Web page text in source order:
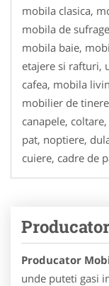
mobila clasica,
mobila de
mobila baie,
etajere si rafturi,
cafea, mobila
mobilier de
canapele,
pat, noptiere,
cuiere, cadre de
Producator
unde puteti gasi